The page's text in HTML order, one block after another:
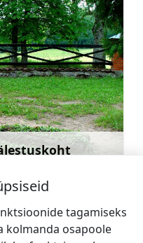
Rohkem teavet
tagamiseks
kolmanda osapoole